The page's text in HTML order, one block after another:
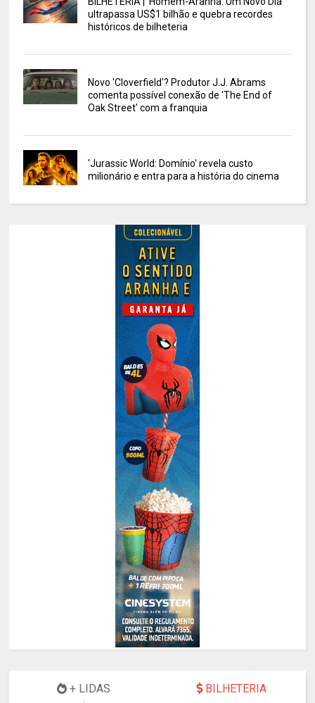
ultrapassa US$1 bilhão e quebra recordes
históricos de bilheteria
Novo 'Cloverfield'? Produtor J.J. Abrams
comenta possível conexão de 'The End of
Oak Street' com a franquia
'Jurassic World: Domínio' revela custo
milionário e entra para a história do cinema
+ LIDAS BILHETERIA